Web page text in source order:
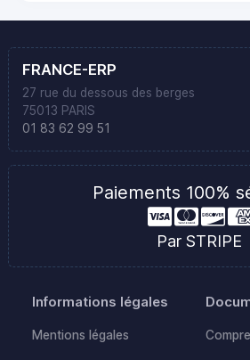
FRANCE-ERP
27 rue du dessous des berges
75013 PARIS
01 83 62 99 51
Paiements 100%
Par STRIPE
Informations légales
Mentions légales